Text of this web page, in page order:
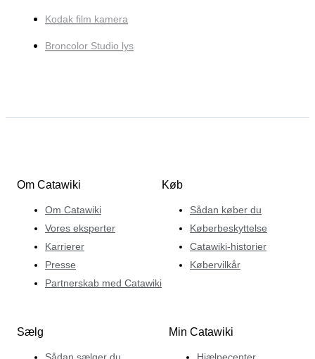
Kodak film kamera
Broncolor Studio lys
Om Catawiki
Om Catawiki
Vores eksperter
Karrierer
Presse
Partnerskab med Catawiki
Køb
Sådan køber du
Køberbeskyttelse
Catawiki-historier
Købervilkår
Sælg Min Catawiki